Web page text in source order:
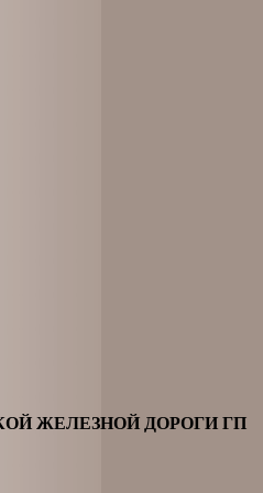
ЖЕЛЕЗНОЙ ДОРОГИ ГП